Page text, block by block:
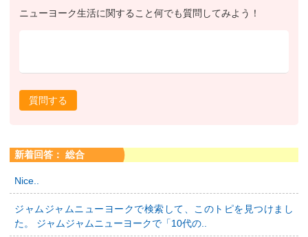
ニューヨーク生活に関すること何でも質問してみよう！
質問する
新着回答： 総合
Nice..
ジャムジャムニューヨークで検索して、このトピを見つけまし
た。 ジャムジャムニューヨークで「10代の..